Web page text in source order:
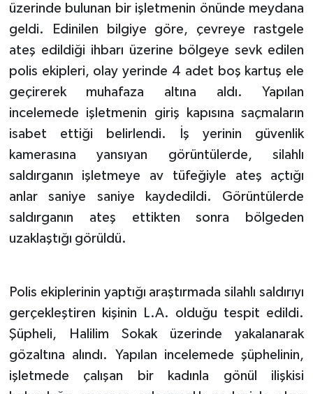
üzerinde bulunan bir işletmenin önünde meydana
geldi. Edinilen bilgiye göre, çevreye rastgele
ateş edildiği ihbarı üzerine bölgeye sevk edilen
polis ekipleri, olay yerinde 4 adet boş kartuş ele
geçirerek muhafaza altına aldı. Yapılan
incelemede işletmenin giriş kapısına saçmaların
isabet ettiği belirlendi. İş yerinin güvenlik
kamerasına yansıyan görüntülerde, silahlı
saldırganın işletmeye av tüfeğiyle ateş açtığı
anlar saniye saniye kaydedildi. Görüntülerde
saldırganın ateş ettikten sonra bölgeden
uzaklaştığı görüldü.
Polis ekiplerinin yaptığı araştırmada silahlı saldırıyı
gerçekleştiren kişinin L.A. olduğu tespit edildi.
Şüpheli, Halilim Sokak üzerinde yakalanarak
gözaltına alındı. Yapılan incelemede şüphelinin,
işletmede çalışan bir kadınla gönül ilişkisi